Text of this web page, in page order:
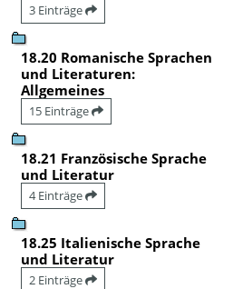
3 Einträge
18.20 Romanische Sprachen
und Literaturen:
Allgemeines
15 Einträge
18.21 Französische Sprache
und Literatur
4 Einträge
18.25 Italienische Sprache
und Literatur
2 Einträge